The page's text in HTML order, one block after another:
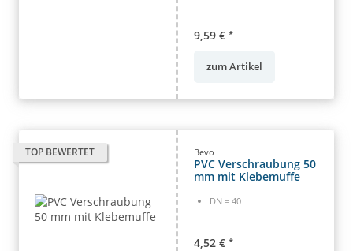
9,59 € *
zum Artikel
TOP BEWERTET Bevo
PVC Verschraubung 50
mm mit Klebemuffe
DN = 40
4,52 € *